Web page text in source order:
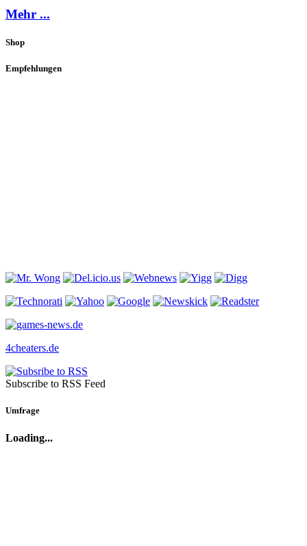
Mehr ...
Shop
Empfehlungen
4cheaters.de
Subscribe to RSS Feed
Umfrage
Loading...